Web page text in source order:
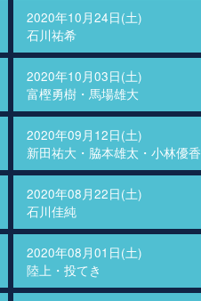
2020年10月24日(土)
石川祐希
2020年10月03日(土)
富樫勇樹・馬場雄大
2020年09月12日(土)
新田祐大・脇本雄太・小林優香
2020年08月22日(土)
石川佳純
2020年08月01日(土)
陸上・投てき